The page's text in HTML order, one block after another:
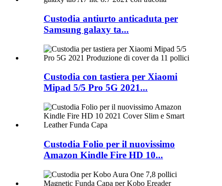
Custodia antiurto anticaduta per
Samsung galaxy ta...
Custodia con tastiera per Xiaomi
Mipad 5/5 Pro 5G 2021...
Custodia Folio per il nuovissimo
Amazon Kindle Fire HD 10...